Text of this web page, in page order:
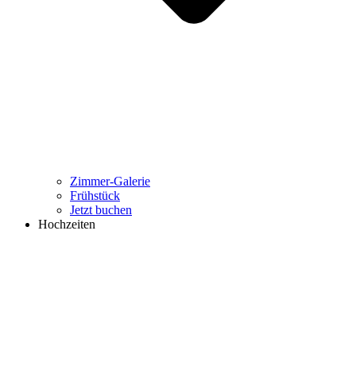
Zimmer-Galerie
Frühstück
Jetzt buchen
Hochzeiten